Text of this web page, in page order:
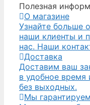
Полезная
О магазине
Узнайте больше
наши клиенты и
нас. Наши
Доставка
Доставим ваш
в удобное время
без выходных.
Мы гарантируем